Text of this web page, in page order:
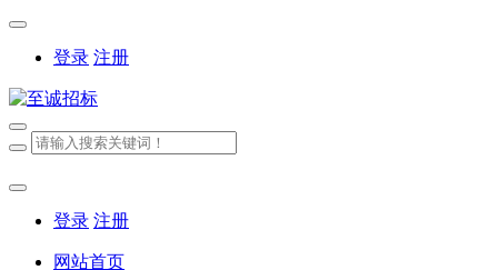
登录 注册
登录 注册
网站首页